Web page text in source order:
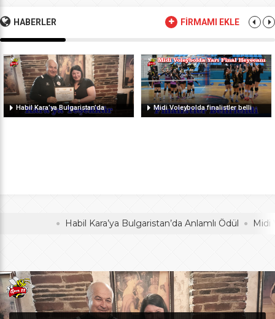
Federasyonu Başkanı, Avrupa ve Dünya
Şampiyonu, olimpiyat ikincisi Stanka Zlateva
HABERLER FİRMAMI EKLE
Habil Kara’ya Bulgaristan’da Midi Voleybolda finalistler belli
Habil Kara’ya Bulgaristan’da Anlamlı Ödül Midi